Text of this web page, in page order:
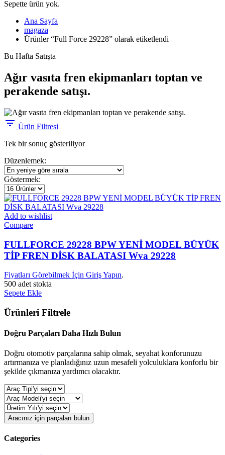
Sepette ürün yok.
Ana Sayfa
magaza
Ürünler “Full Force 29228” olarak etiketlendi
Bu Hafta Satışta
Ağır vasıta fren ekipmanları toptan ve
perakende satışı.
Ürün Filtresi
Tek bir sonuç gösteriliyor
Düzenlemek:
Göstermek:
Add to wishlist
Compare
FULLFORCE 29228 BPW YENİ MODEL BÜYÜK
TİP FREN DİSK BALATASI Wva 29228
Fiyatları Görebilmek İçin Giriş Yapın.
500 adet stokta
Sepete Ekle
Ürünleri Filtrele
Doğru Parçaları Daha Hızlı Bulun
Doğru otomotiv parçalarına sahip olmak, seyahat konforunuzu
artırmanıza ve planladığınız uzun mesafeli yolculuklara konforlu bir
şekilde çıkmanıza yardımcı olacaktır.
Aracınız için parçaları bulun
Categories